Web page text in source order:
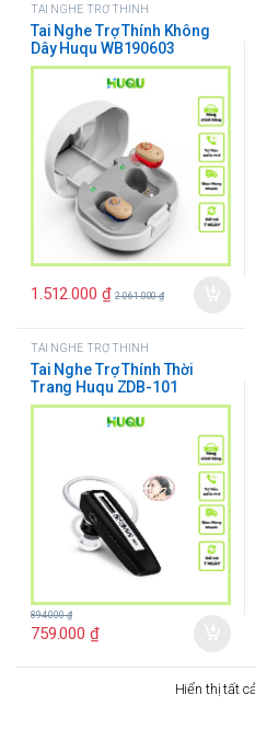
TAI NGHE TRỢ THÍNH
Tai Nghe Trợ Thính Không
Dây Huqu WB190603
1.512.000 ₫ 2.061.000₫
TAI NGHE TRỢ THÍNH
Tai Nghe Trợ Thính Thời
Trang Huqu ZDB-101
759.000 ₫
894.000₫
Hiển thị tất